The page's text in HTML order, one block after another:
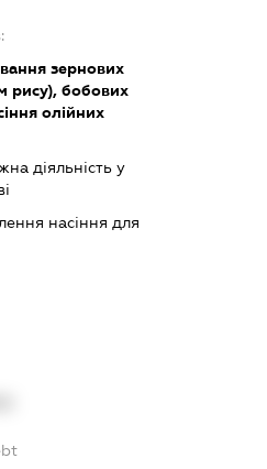
зернових
рису), бобових
олійних
діяльність у
насіння для